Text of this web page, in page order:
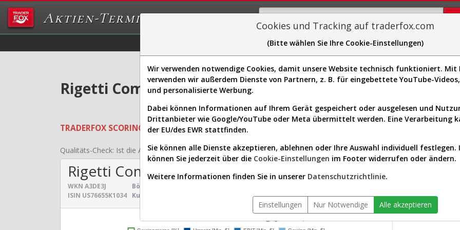
Aktien-Terminal
Sector-Spider Easy-Scan Visualizations
Rigetti Computing Aktie: Realtime-Kurs & Analyse
TRADERFOX SCORING SYSTEMS: Qualitäts-Check
Qualitäts-Check: Ist die Aktie zum Investieren geeignet?
Rigetti Computing
WKN A3DE3J
ISIN US76655K1034
Börsenwert:
Kurs:
Universum: USA 2000 (v)
0,00 %
Cookies und Tracking auf traderfox.com
(Bitte wählen Sie Ihre Cookie-Einstellungen)
Wir verwenden notwendige Cookies, damit unsere Website technisch funktioniert. Mit
verwenden wir außerdem Dienste von Partnern, z. B. für eingebettete YouTube-
und personalisierte Werbung.
Dabei können Informationen auf Ihrem Gerät gespeichert oder ausgelesen und
Drittanbieter wie Google/YouTube oder Meta übermittelt werden. Eine Verarbeitung
der EU/des EWR stattfinden.
Sie können alle Dienste akzeptieren, ablehnen oder Ihre Auswahl individuell festlegen.
können Sie jederzeit über die Cookie-Einstellungen im Footer widerrufen oder ändern.
Weitere Informationen finden Sie in unserer Datenschutzrichtlinie.
Einstellungen Nur Notwendige Alle akzeptieren